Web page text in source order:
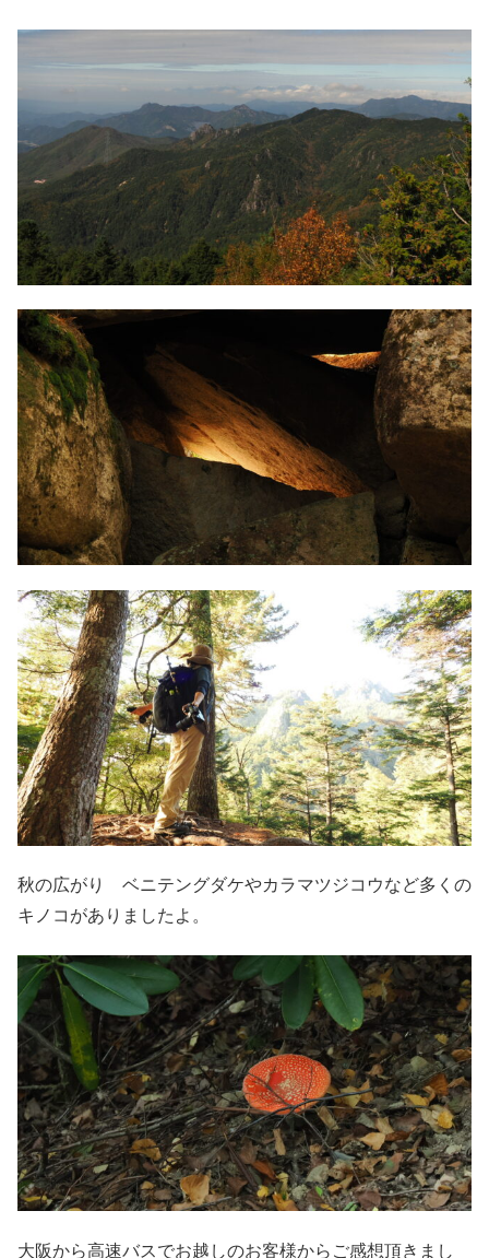
秋の広がり ベニテングダケやカラマツジコウなど多くの
キノコがありましたよ。
大阪から高速バスでお越しのお客様からご感想頂きまし